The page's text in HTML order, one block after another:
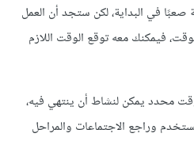
في البداية، لكن ستجد أن العمل
فيمكنك معه توقع الوقت اللازم
محدد يمكن لنشاط أن ينتهي فيه،
وراجع الاجتماعات والمراحل